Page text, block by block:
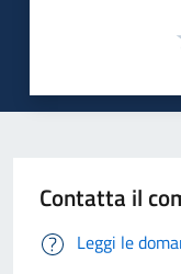
Contatta il
Leggi le